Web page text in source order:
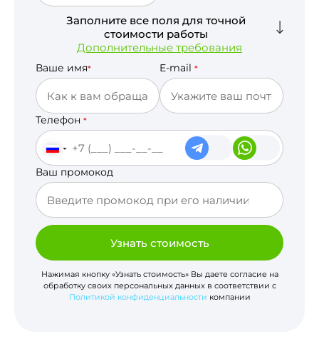
Заполните все поля для точной
стоимости работы
Дополнительные требования
Ваше имя* E-mail *
Телефон *
Ваш промокод
Узнать стоимость
Нажимая кнопку «Узнать стоимость» Вы даете согласие на
обработку своих персональных данных в соответствии с
Политикой конфиденциальности компании